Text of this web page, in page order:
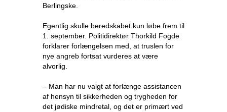
Berlingske.
Egentlig skulle beredskabet kun løbe frem til
1. september. Politidirektør Thorkild Fogde
forklarer forlængelsen med, at truslen for
nye angreb fortsat vurderes at være
alvorlig.
– Man har nu valgt at forlænge assistancen
af hensyn til sikkerheden og trygheden for
det jødiske mindretal, og det er primært ved